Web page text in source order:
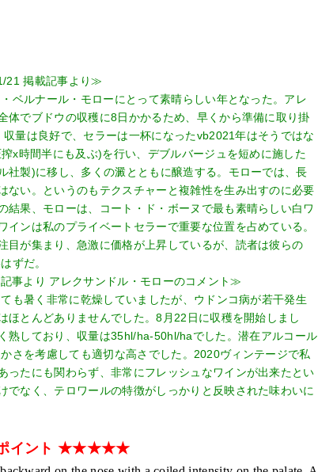
21 掲載記事より≫
ベルナール・モローにとって素晴らしい年となった。アレ
体でブドウの収穫に8日かかるため、早くから準備に取り掛
量は良好で、セラーは一杯になったvb2021年はそうではな
x時間半にも及ぶ)を行い、デブルバージュを短めに施した
社製)に移し、多くの澱とともに醸造する。モローでは、長
ない。というのもテクスチャーと複雑性を生み出すのに必要
結果、モローは、コート・ド・ボーヌで最も素晴らしい白ワ
インは私のプライベートセラーで重要な位置を占めている。
目が集まり、急激に価格が上昇しているが、読者は彼らの
ずだ。
事より アレクサンドル・モローのコメント≫
も暑く非常に乾燥していましたが、ウドンコ病が若干発生
ほとんどありませんでした。8月22日に収穫を開始しまし
熟しており、収量は35hl/ha-50hl/haでした。潜在アルコール
さを考慮しても適切な高さでした。2020ヴィンテージで私
ったにも関わらず、非常にフレッシュなワインが出来たとい
でなく、テロワールの特徴がしっかりと反映された味わいに
ポイント ★★★★★